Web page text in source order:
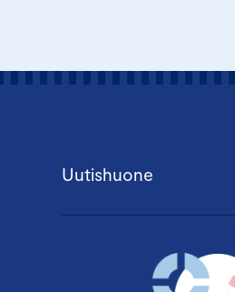
Uutishuone